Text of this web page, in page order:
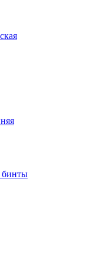
бинты